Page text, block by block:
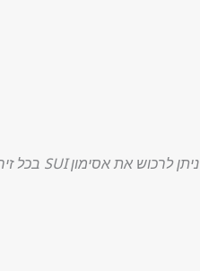
ניתן לרכוש את אסימון SUI בכל זירות המסחר הגדולות בעולם, כולל –